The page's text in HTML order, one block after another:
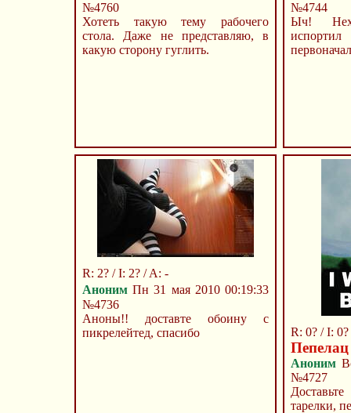
№4760
Хотеть такую тему рабочего
стола. Даже не представляю, в
какую сторону гуглить.
№4744
Ыч!
R: 2? / I: 2? / A: -
Аноним Пн 31 мая 2010 00:19:33
№4736
Аноны!! доставте обоину с
пикрелейтед, спасибо
R: 0? / I:
Аноним
№4727
тарелки,